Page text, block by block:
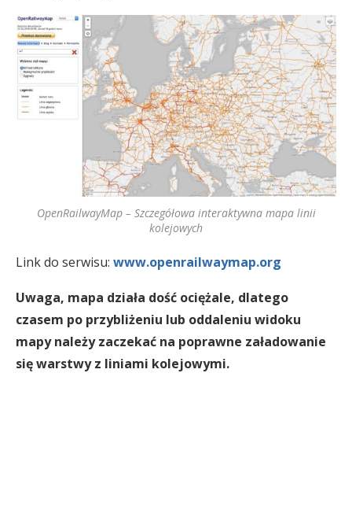
OpenRailwayMap – Szczegółowa interaktywna mapa linii
kolejowych
Link do serwisu: www.openrailwaymap.org
Uwaga, mapa działa dość ociężale, dlatego
czasem po przybliżeniu lub oddaleniu widoku
mapy należy zaczekać na poprawne załadowanie
się warstwy z liniami kolejowymi.